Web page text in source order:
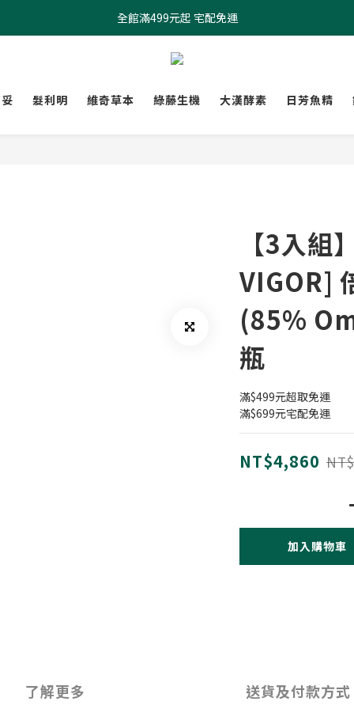
全館滿499元起 宅配免運
全館滿499元起 宅配免運
加入會員 $100元購物金現領現折
髮利明 維奇草本 綠藤生機 大漢酵素 日芳魚精
【3入組
VIGOR]
(85%
瓶
滿$499元超取免運
滿$699元宅配免運
NT$4,860
加入購物車
了解更多 送貨及付款方式